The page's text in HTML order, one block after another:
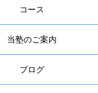
コース
当塾のご案内
ブログ